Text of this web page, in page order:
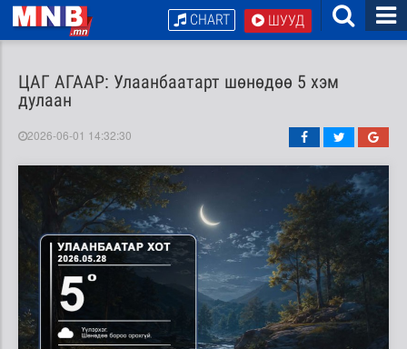
ШУУД
CHART
ЦАГ АГААР: Улаанбаатарт шөнөдөө 5 хэм
дулаан
2026-06-01 14:32:30